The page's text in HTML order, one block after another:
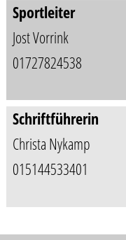
Sportleiter
Jost Vorrink
01727824538
Schriftführerin
Christa Nykamp
015144533401